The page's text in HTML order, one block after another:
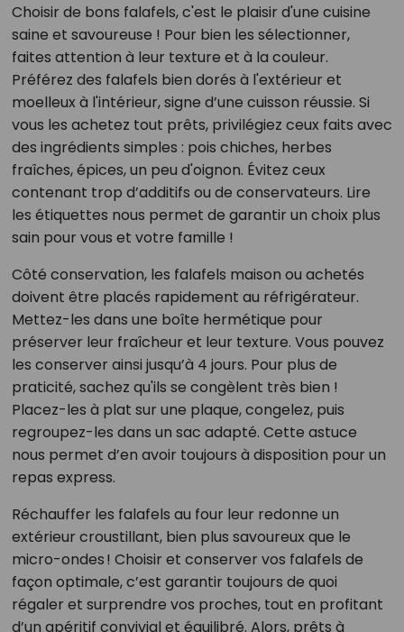
Choisir de bons falafels, c'est le plaisir d'une cuisine
saine et savoureuse ! Pour bien les sélectionner,
faites attention à leur texture et à la couleur.
Préférez des falafels bien dorés à l'extérieur et
moelleux à l'intérieur, signe d’une cuisson réussie. Si
vous les achetez tout prêts, privilégiez ceux faits avec
des ingrédients simples : pois chiches, herbes
fraîches, épices, un peu d'oignon. Évitez ceux
contenant trop d’additifs ou de conservateurs. Lire
les étiquettes nous permet de garantir un choix plus
sain pour vous et votre famille !
Côté conservation, les falafels maison ou achetés
doivent être placés rapidement au réfrigérateur.
Mettez-les dans une boîte hermétique pour
préserver leur fraîcheur et leur texture. Vous pouvez
les conserver ainsi jusqu’à 4 jours. Pour plus de
praticité, sachez qu'ils se congèlent très bien !
Placez-les à plat sur une plaque, congelez, puis
regroupez-les dans un sac adapté. Cette astuce
nous permet d’en avoir toujours à disposition pour un
repas express.
Réchauffer les falafels au four leur redonne un
extérieur croustillant, bien plus savoureux que le
micro-ondes ! Choisir et conserver vos falafels de
façon optimale, c’est garantir toujours de quoi
régaler et surprendre vos proches, tout en profitant
d’un apéritif convivial et équilibré. Alors, prêts à